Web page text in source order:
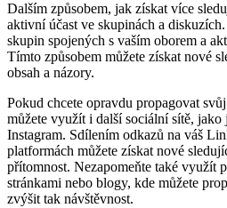
Dalším způsobem, jak získat více
aktivní účast ve skupinách a
skupin spojených s vaším oborem a
Tímto způsobem můžete získat nové
obsah a názory.
Pokud chcete opravdu propagovat
můžete využít i další sociální sítě,
Instagram. Sdílením odkazů na váš
platformách můžete získat nové
přítomnost. Nezapomeňte také využít
stránkami nebo blogy, kde můžete
zvýšit tak návštěvnost.